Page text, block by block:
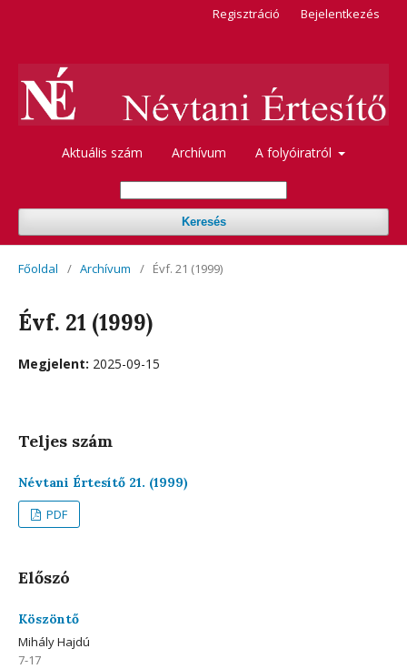
Aktuális szám Archívum A folyóiratról
Keresés
Regisztráció Bejelentkezés
Főoldal / Archívum / Évf. 21 (1999)
Évf. 21 (1999)
Megjelent: 2025-09-15
Teljes szám
Névtani Értesítő 21. (1999)
PDF
Előszó
Köszöntő
Mihály Hajdú
7-17